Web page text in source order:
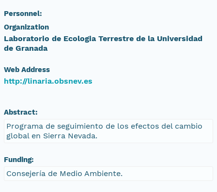
Personnel:
Organization
Laboratorio de Ecologia Terrestre de la Universidad
de Granada
Web Address
http://linaria.obsnev.es
Abstract:
Programa de seguimiento de los efectos del cambio
global en Sierra Nevada.
Funding:
Consejería de Medio Ambiente.